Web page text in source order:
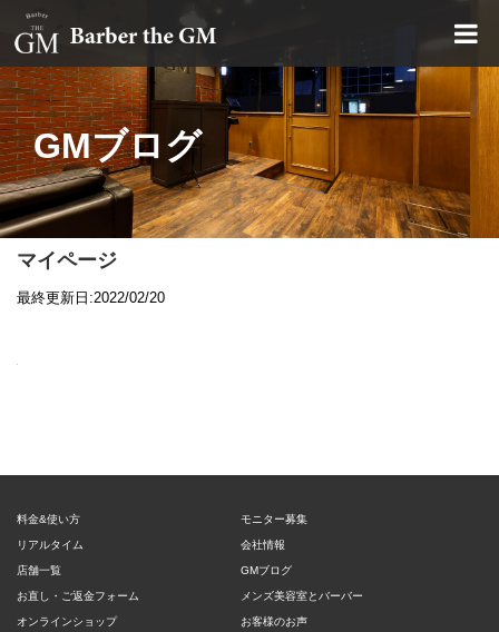
大阪・本町｜大人の散髪屋
GMブログ
マイページ
最終更新日:2022/02/20
料金&使い方
リアルタイム
店舗一覧
お直し・ご返金フォーム
オンラインショップ
モニター募集
会社情報
GMブログ
メンズ美容室とバーバー
お客様のお声